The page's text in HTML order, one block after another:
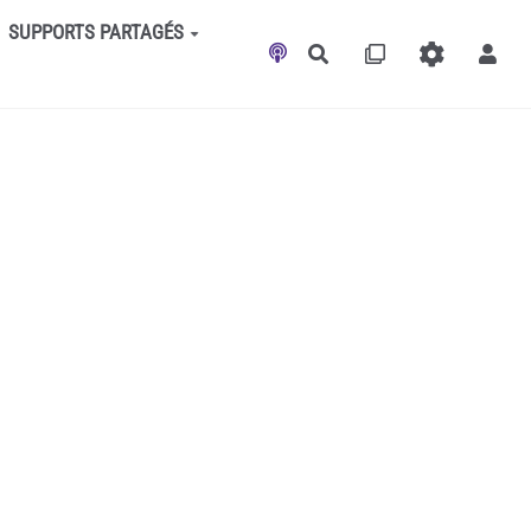
SUPPORTS PARTAGÉS
Rechercher